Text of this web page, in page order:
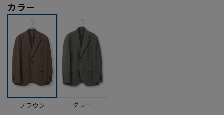
カラー
ブラウン グレー